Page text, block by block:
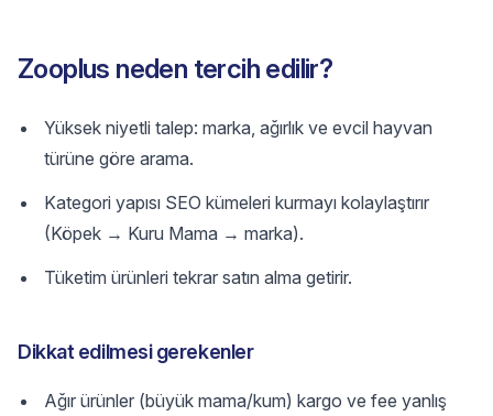
Zooplus neden tercih edilir?
Yüksek niyetli talep: marka, ağırlık ve evcil hayvan
türüne göre arama.
Kategori yapısı SEO kümeleri kurmayı kolaylaştırır
(Köpek → Kuru Mama → marka).
Tüketim ürünleri tekrar satın alma getirir.
Dikkat edilmesi gerekenler
Ağır ürünler (büyük mama/kum) kargo ve fee yanlış